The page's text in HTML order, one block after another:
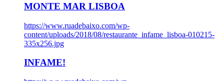
MONTE MAR LISBOA
https://www.ruadebaixo.com/wp-
content/uploads/2018/08/restaurante_infame_lisboa-010215-
335x256.jpg
INFAME!